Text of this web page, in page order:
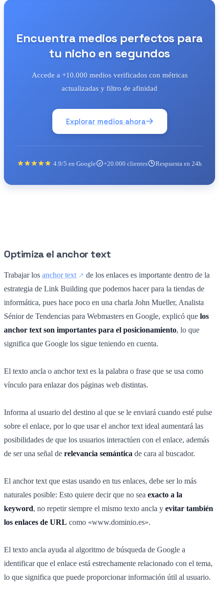
Encuentra medios perfectos para
tu nicho en segundos
Accede a +10.000 medios verificados con métricas
actualizadas y filtro de afinidad
Explorar medios ahora
4.9/5 en Google +20.000 clientes Respuesta en 24h
Optimiza el anchor text
Trabajar los anchor text
de los enlaces es importante dentro de la
estrategia de Link Building que podemos hacer para la tiendas de
informática, pues hace poco en una charla John Mueller, Analista
Sénior de Tendencias para Webmasters en Google, explicó que los
anchor text son importantes para el posicionamiento, lo que
significa que Google los sigue teniendo en cuenta.
El texto ancla o anchor text es la palabra o frase que se usa como
vínculo para enlazar dos páginas web distintas.
Informa al usuario del destino al que se le enviará cuando esté pulse
sobre el enlace, por lo que usar el anchor text ideal aumentará las
posibilidades de que los usuarios interactúen con el enlace, además
de ser una señal de relevancia semántica de cara al buscador.
El anchor text que estas usando en tus enlaces, debe ser lo más
naturales posible: Esto quiere decir que no sea exacto a la
keyword, no repetir siempre el mismo texto ancla y evitar también
los enlaces de URL como «www.dominio.es».
El texto ancla ayuda al algoritmo de búsqueda de Google a
identificar que el enlace está estrechamente relacionado con el tema,
lo que significa que puede proporcionar información útil al usuario.